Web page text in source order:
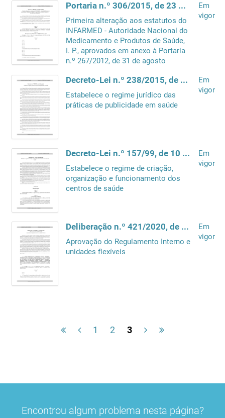
Portaria n.º 306/2015, de 23 de setembro
Primeira alteração aos estatutos do
INFARMED - Autoridade Nacional do
Medicamento e Produtos de Saúde,
I. P., aprovados em anexo à Portaria
n.º 267/2012, de 31 de agosto
Em
vigor
Decreto-Lei n.º 238/2015, de 14 de outubro
Estabelece o regime jurídico das
práticas de publicidade em saúde
Em
vigor
Decreto-Lei n.º 157/99, de 10 de Maio
Estabelece o regime de criação,
organização e funcionamento dos
centros de saúde
Em
vigor
Deliberação n.º 421/2020, de 27 de fevereiro
Aprovação do Regulamento Interno e
unidades flexíveis
Em
vigor
1 2 3
Encontrou algum problema nesta página?